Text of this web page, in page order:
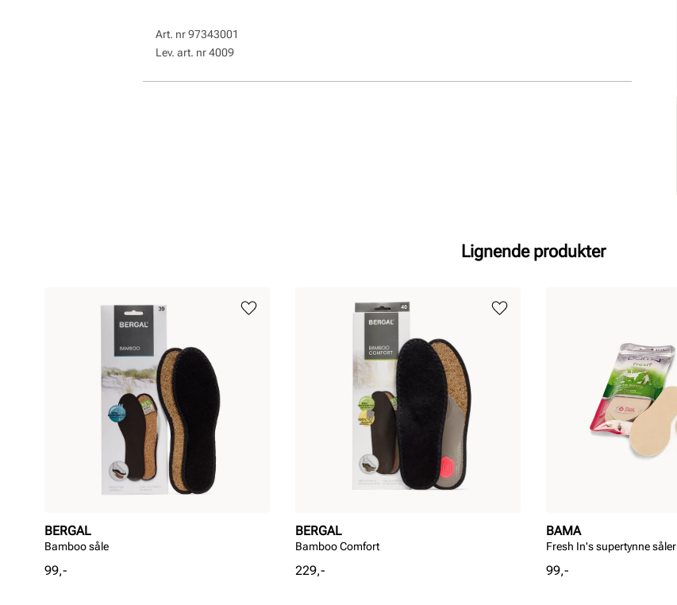
Art. nr97343001
Lev. art. nr4009
Lignende produkter
BERGAL
Bamboo såle
Pris
99,-
BERGAL
Bamboo Comfort
Pris
229,-
BAMA
Fresh In's supertynne såler
Pris
99,-